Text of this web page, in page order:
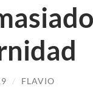
/ FLAVIO